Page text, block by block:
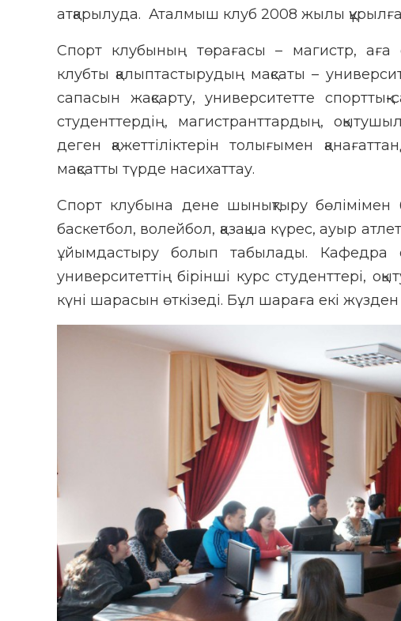
атқарылуда. Аталмыш клуб 2008 жылы
Спорт клубының төрағасы – магистр, аға
клубты қалыптастырудың мақсаты –
сапасын жақсарту, университетте
студенттердің, магистранттардың,
деген қажеттіліктерін толығымен
мақсатты түрде насихаттау.
Спорт клубына дене шынықтыру бөлімімен
баскетбол, волейбол, қазақша күрес, ауыр
ұйымдастыру болып табылады.
университеттің бірінші курс студенттері,
күні шарасын өткізеді. Бұл шараға екі